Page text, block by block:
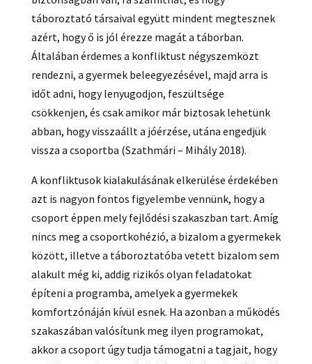
táboroztató társaival együtt mindent megtesznek
azért, hogy ő is jól érezze magát a táborban.
Általában érdemes a konfliktust négyszemközt
rendezni, a gyermek beleegyezésével, majd arra is
időt adni, hogy lenyugodjon, feszültsége
csökkenjen, és csak amikor már biztosak lehetünk
abban, hogy visszaállt a jóérzése, utána engedjük
vissza a csoportba (Szathmári – Mihály 2018).
A konfliktusok kialakulásának elkerülése érdekében
azt is nagyon fontos figyelembe vennünk, hogy a
csoport éppen mely fejlődési szakaszban tart. Amíg
nincs meg a csoportkohézió, a bizalom a gyermekek
között, illetve a táboroztatóba vetett bizalom sem
alakult még ki, addig rizikós olyan feladatokat
építeni a programba, amelyek a gyermekek
komfortzónáján kívül esnek. Ha azonban a működés
szakaszában valósítunk meg ilyen programokat,
akkor a csoport úgy tudja támogatni a tagjait, hogy